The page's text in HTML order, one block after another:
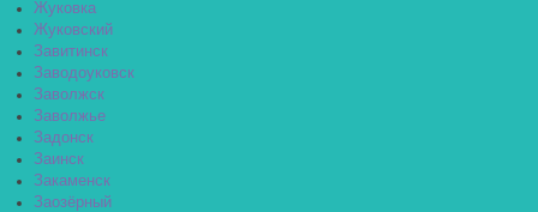
Жуковка
Жуковский
Завитинск
Заводоуковск
Заволжск
Заволжье
Задонск
Заинск
Закаменск
Заозёрный